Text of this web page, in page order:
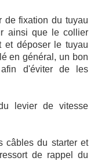
de fixation du tuyau
ainsi que le collier
et déposer le tuyau
en général, un bon
d'éviter de les
levier de vitesse
câbles du starter et
de rappel du